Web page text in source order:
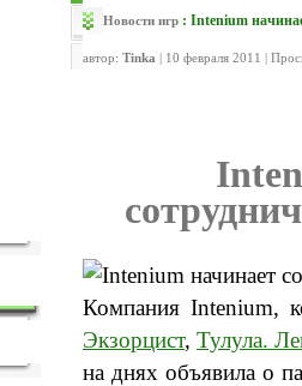
Новости игр : Intenium
автор: Tinka | 10 февраля 2011 |
Компания Intenium,
Экзорцист,Тулула.
на днях объявила о